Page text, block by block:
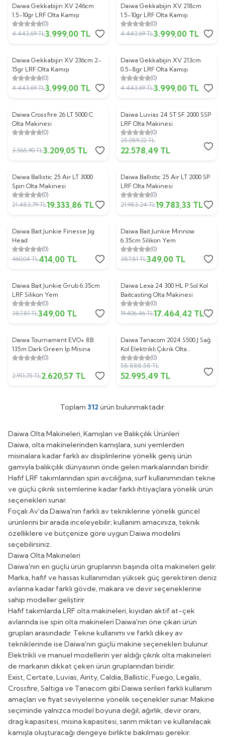
%10
Daiwa Gekkabijin XV 246cm
1.5-10gr LRF Olta Kamışı
(0)
4.443,69TL3.999,00 TL
%10
Daiwa Gekkabijin XV 218cm
1.5-10gr LRF Olta Kamışı
(0)
4.443,69TL3.999,00 TL
%10
Daiwa Gekkabijin XV 236cm 2-
15gr LRF Olta Kamışı
(0)
4.443,69TL3.999,00 TL
%10
Daiwa Gekkabijin XV 213cm
0.5-8gr LRF Olta Kamışı
(0)
4.443,69TL3.999,00 TL
%10
Daiwa Crossfire 26 LT 5000 C
Olta Makinesi
(0)
3.565,90TL3.209,05 TL
%10
Daiwa Luvias 24 ST SF 2000 SSP
LRF Olta Makinesi
(0)
25.089,22TL
22.578,49 TL
%10
Daiwa Ballistic 25 Air LT 3000
Spin Olta Makinesi
(0)
21.483,79TL19.333,86 TL
%10
Daiwa Ballistic 25 Air LT 2000 SP
LRF Olta Makinesi
(0)
21.983,24TL19.783,33 TL
%10
Daiwa Bait Junkie Finesse Jig
Head
(0)
460,04TL414,00 TL
%10
Daiwa Bait Junkie Minnow
6.35cm Silikon Yem
(0)
387,81TL349,00 TL
%10
Daiwa Bait Junkie Grub 6.35cm
LRF Silikon Yem
(0)
387,81TL349,00 TL
%10
Daiwa Lexa 24 300 HL P Sol Kol
Baitcasting Olta Makinesi
(0)
19.406,46TL17.464,42 TL
%10
Daiwa Tournament EVO+ 8B
135m Dark Green İp Misina
(0)
2.911,75TL2.620,57 TL
%10
Daiwa Tanacom 2024 S500 J Sağ
Kol Elektrikli Çıkrık Olta
Makinesi (0)
58.888,58TL
52.995,49 TL
Toplam 312 ürün bulunmaktadır.
Daiwa Olta Makineleri, Kamışları ve Balıkçılık Ürünleri
Daiwa, olta makinelerinden kamışlara, suni yemlerden
misinalara kadar farklı av disiplinlerine yönelik geniş ürün
gamıyla balıkçılık dünyasının önde gelen markalarından biridir.
Hafif LRF takımlarından spin avcılığına, surf kullanımından tekne
ve güçlü çıkrık sistemlerine kadar farklı ihtiyaçlara yönelik ürün
seçenekleri sunar.
Foçalı Av'da Daiwa'nın farklı av tekniklerine yönelik güncel
ürünlerini bir arada inceleyebilir; kullanım amacınıza, teknik
özelliklere ve bütçenize göre uygun Daiwa modelini
seçebilirsiniz.
Daiwa Olta Makineleri
Daiwa'nın en güçlü ürün gruplarının başında olta makinelerigelir.
Marka, hafif ve hassas kullanımdan yüksek güç gerektiren deniz
avlarına kadar farklı gövde, makara ve devir seçeneklerine
sahip modeller geliştirir.
Hafif takımlarda LRF olta makineleri, kıyıdan aktif at-çek
avlarında ise spin olta makineleriDaiwa'nın öne çıkan ürün
grupları arasındadır. Tekne kullanımı ve farklı dikey av
tekniklerinde ise Daiwa'nın güçlü makine seçenekleri bulunur.
Elektrikli ve manuel modellerin yer aldığı çıkrık olta makineleri
de markanın dikkat çeken ürün gruplarından biridir.
Exist, Certate, Luvias, Airity, Caldia, Ballistic, Fuego, Legalis,
Crossfire, Saltiga ve Tanacom gibi Daiwa serileri farklı kullanım
amaçları ve fiyat seviyelerine yönelik seçenekler sunar. Makine
seçiminde yalnızca model boyuna değil; ağırlık, devir oranı,
drag kapasitesi, misina kapasitesi, sarım miktarı ve kullanılacak
kamışla oluşturacağı dengeye birlikte bakılması gerekir.